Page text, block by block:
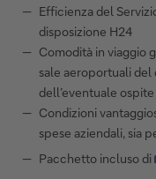
Efficienza del
disposizione H24
Comodità in viaggio
sale aeroportuali
dell’eventuale
Condizioni
spese aziendali, sia
Pacchetto incluso di